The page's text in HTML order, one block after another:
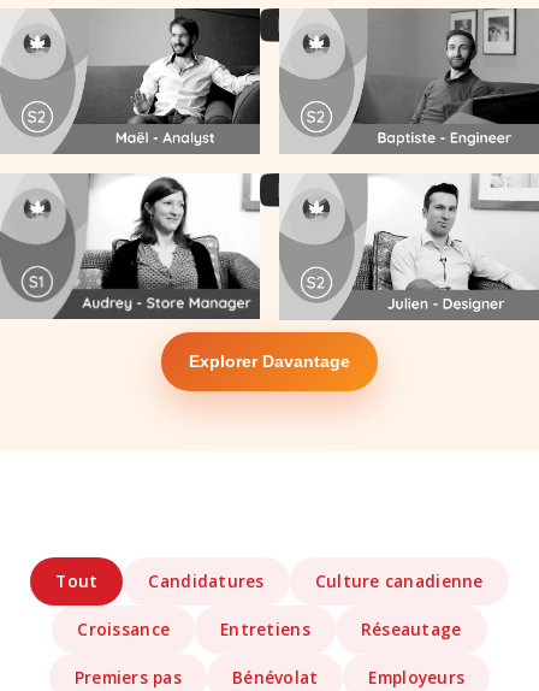
Explorer Davantage
Tout Candidatures Culture canadienne
Croissance Entretiens Réseautage
Premiers pas Bénévolat Employeurs